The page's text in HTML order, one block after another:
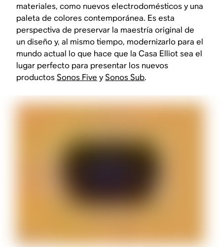
materiales, como nuevos electrodomésticos y una
paleta de colores contemporánea. Es esta
perspectiva de preservar la maestría original de
un diseño y, al mismo tiempo, modernizarlo para el
mundo actual lo que hace que la Casa Elliot sea el
lugar perfecto para presentar los nuevos
productosSonos Five ySonos Sub.